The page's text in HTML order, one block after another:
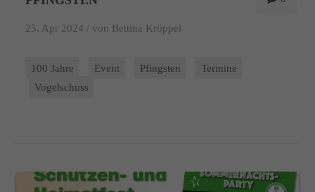
25. Apr 2024 / von Bettina Kröppel
100 Jahre Event Pfingsten
Termine
Vogelschuss